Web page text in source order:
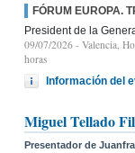
FÓRUM EUROPA.
President de la
09/07/2026 - Valencia,
horas
Información del
Miguel Tellado
Presentador de